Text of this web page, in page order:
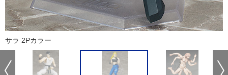
サラ 2Pカラー